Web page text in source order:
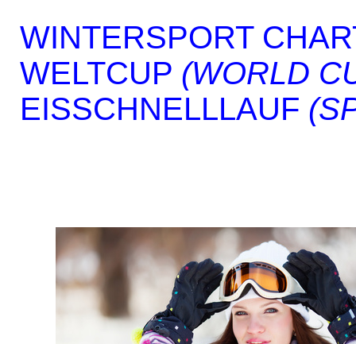
WINTERSPORT
WELTCUP (WORLD
EISSCHNELLLAUF